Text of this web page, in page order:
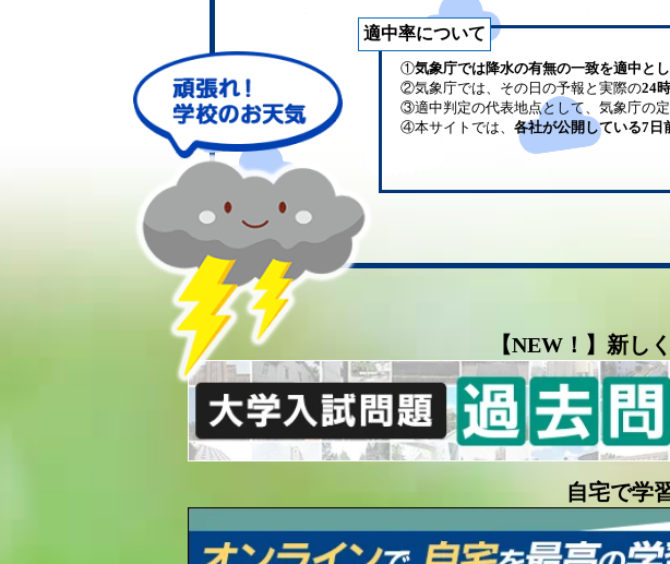
適中率について
①気象庁では降水の有無の一致を適中とし
②気象庁では、その日の予報と実際の24
③適中判定の代表地点として、気象庁の
④本サイトでは、 各社が公開している7日
【NEW！】新し
自宅で学